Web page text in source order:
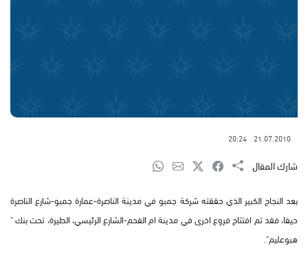
21.07.2010
20:24
شارك المقال
بعد النجاح الكبير الذي حققته شركة جمبو في مدينة الناصرة-عمارة جمبو-شارع الناصرة
حيفا، فقد تم افتتاح فروع اخرى في مدينة ام الفحم-الشارع الرئيسي، الطيرة، تحت بنك "
هبوعليم".